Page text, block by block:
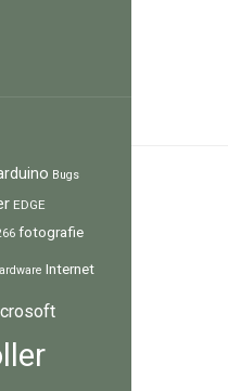
Bugs
EDGE
fotografie
Internet